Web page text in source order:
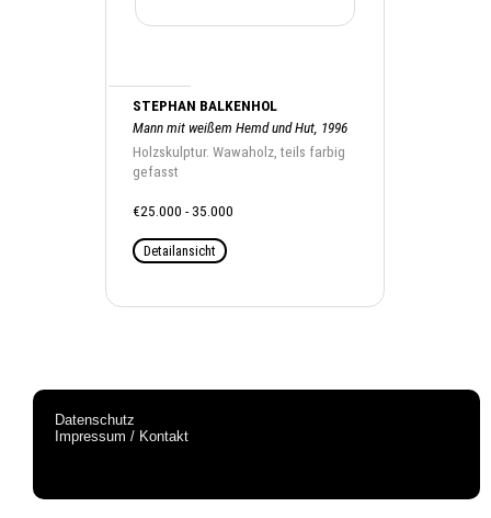
STEPHAN BALKENHOL
Mann mit weißem Hemd und Hut, 1996
Holzskulptur. Wawaholz, teils farbig
gefasst
€25.000 - 35.000
Detailansicht
Datenschutz
Impressum / Kontakt